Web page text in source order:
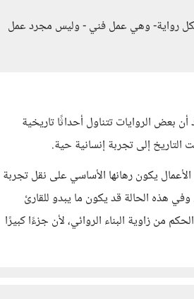
شكل رواية- وهي عمل فني - وليس مجرد عمل
بعض الروايات تتناول أحداثًا تاريخية
التاريخ إلى تجربة إنسانية حية.
يكون رهانها الأساسي على نقل تجربة
هذه الحالة قد يكون ما يبدو للقارئ
من زاوية البناء الروائي، لأن جزءًا كبيرًا